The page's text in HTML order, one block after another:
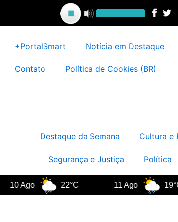
conteúdo
+PortalSmart Notícia em Destaque
Contato Política de Cookies (BR)
Destaque da Semana Cultura e
Segurança e Justiça Política
Ago 22°C 11 Ago 19°C